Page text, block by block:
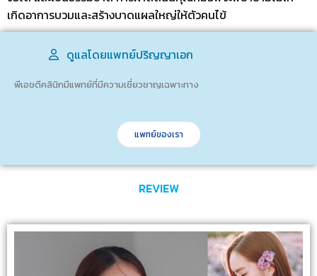
เกิดอาการบวมและสร้างบาดแผลใหญ่ให้ตัวคนไข้
ดูแลโดยแพทย์ปริญญาเอก
พีเอชดีคลินิกมีแพทย์ที่มีความเชี่ยวชาญเฉพาะทาง
แพทย์ของเรา
REVIEW